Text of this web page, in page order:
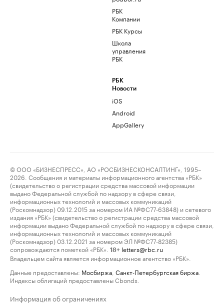
РБК
Компании
РБК Курсы
Школа
управления
РБК
РБК
Новости
iOS
Android
AppGallery
© ООО «БИЗНЕСПРЕСС», АО «РОСБИЗНЕСКОНСАЛТИНГ», 1995–
2026. Сообщения и материалы информационного агентства «РБК»
(свидетельство о регистрации средства массовой информации
выдано Федеральной службой по надзору в сфере связи,
информационных технологий и массовых коммуникаций
(Роскомнадзор) 09.12.2015 за номером ИА №ФС77-63848) и сетевого
издания «РБК» (свидетельство о регистрации средства массовой
информации выдано Федеральной службой по надзору в сфере связи,
информационных технологий и массовых коммуникаций
(Роскомнадзор) 03.12.2021 за номером ЭЛ №ФС77-82385)
сопровождаются пометкой «РБК».
18+ letters@rbc.ru
Владельцем сайта является информационное агентство «РБК».
Данные предоставлены: Мосбиржа Санкт-Петербургская биржа
Индексы облигаций предоставлены Cbonds.
Информация об ограничениях